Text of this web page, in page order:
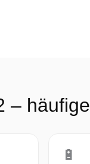
–
🔋